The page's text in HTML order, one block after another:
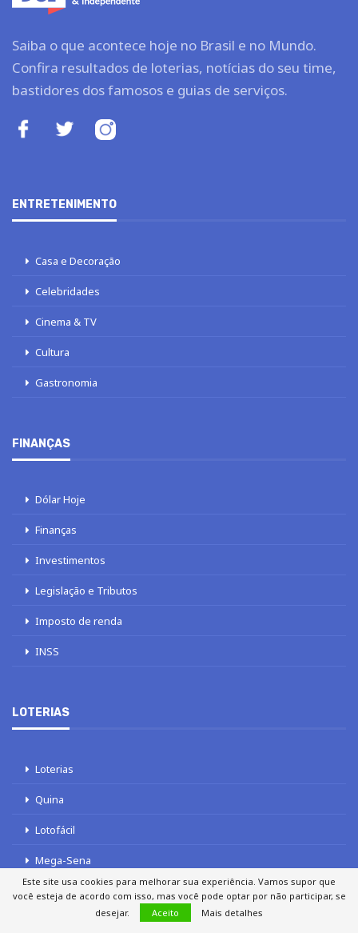
Saiba o que acontece hoje no Brasil e no Mundo.
Confira resultados de loterias, notícias do seu time,
bastidores dos famosos e guias de serviços.
ENTRETENIMENTO
Casa e Decoração
Celebridades
Cinema & TV
Cultura
Gastronomia
FINANÇAS
Dólar Hoje
Finanças
Investimentos
Legislação e Tributos
Imposto de renda
INSS
LOTERIAS
Loterias
Quina
Lotofácil
Mega-Sena
Tele sena
Este site usa cookies para melhorar sua experiência. Vamos supor que
você esteja de acordo com isso, mas você pode optar por não participar, se
desejar.
Aceito Mais detalhes